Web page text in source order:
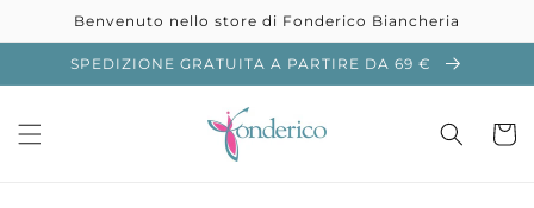
direttamente
ai contenuti
Benvenuto nello store di Fonderico Biancheria
SPEDIZIONE GRATUITA A PARTIRE DA 69 €